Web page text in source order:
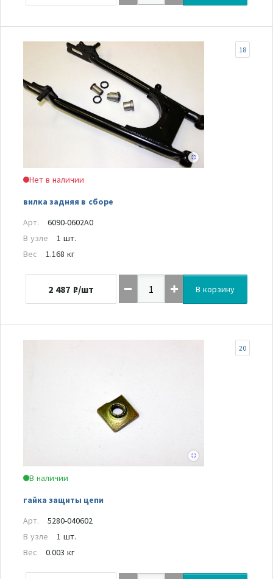
Нет в наличии
вилка задняя в сборе
18
Арт.
6090-0602A0
В узле
1 шт.
Вес
1.168 кг
2 487 ₽/шт В корзину
В наличии
гайка защиты цепи
20
Арт.
5280-040602
В узле
1 шт.
Вес
0.003 кг